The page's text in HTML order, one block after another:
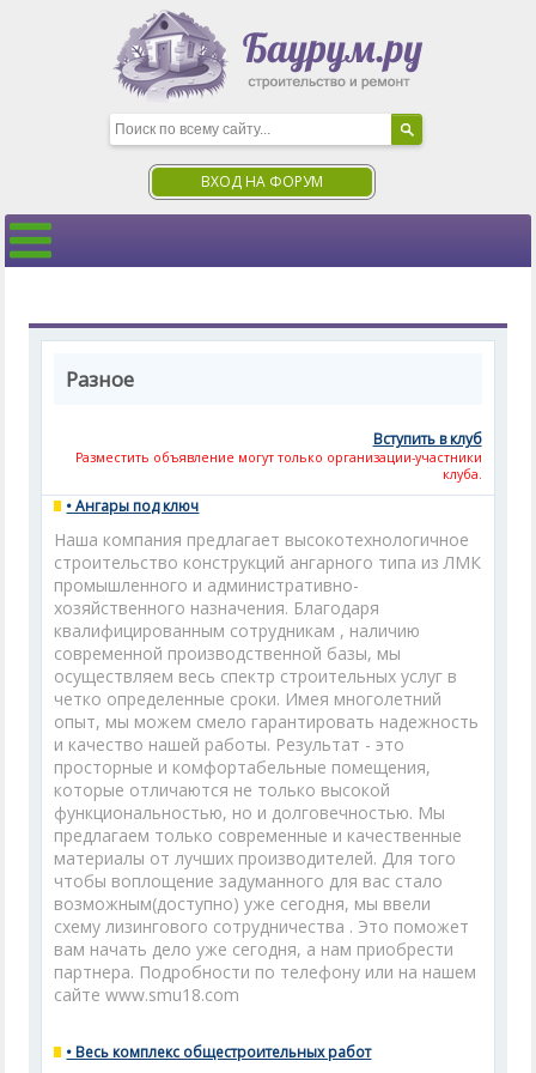
ВХОД НА ФОРУМ
Разное
Вступить в клуб
Разместить объявление могут только организации-участники
клуба.
• Ангары под ключ
Наша компания предлагает высокотехнологичное
строительство конструкций ангарного типа из ЛМК
промышленного и административно-
хозяйственного назначения. Благодаря
квалифицированным сотрудникам , наличию
современной производственной базы, мы
осуществляем весь спектр строительных услуг в
четко определенные сроки. Имея многолетний
опыт, мы можем смело гарантировать надежность
и качество нашей работы. Результат - это
просторные и комфортабельные помещения,
которые отличаются не только высокой
функциональностью, но и долговечностью. Мы
предлагаем только современные и качественные
материалы от лучших производителей. Для того
чтобы воплощение задуманного для вас стало
возможным(доступно) уже сегодня, мы ввели
схему лизингового сотрудничества . Это поможет
вам начать дело уже сегодня, а нам приобрести
партнера. Подробности по телефону или на нашем
сайте www.smu18.com
• Весь комплекс общестроительных работ